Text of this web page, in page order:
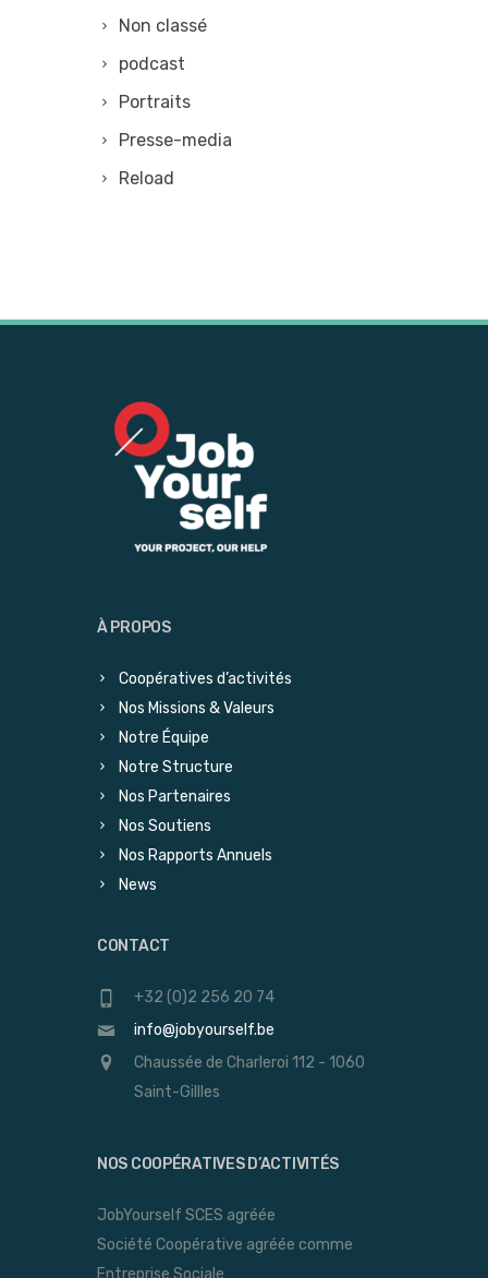
Non classé
podcast
Portraits
Presse-media
Reload
À PROPOS
Coopératives d’activités
Nos Missions & Valeurs
Notre Équipe
Notre Structure
Nos Partenaires
Nos Soutiens
Nos Rapports Annuels
News
CONTACT
+32 (0)2 256 20 74
info@jobyourself.be
Chaussée de Charleroi 112 - 1060
Saint-Gillles
NOS COOPÉRATIVES D’ACTIVITÉS
JobYourself SCES agréée
Société Coopérative agréée comme
Entreprise Sociale